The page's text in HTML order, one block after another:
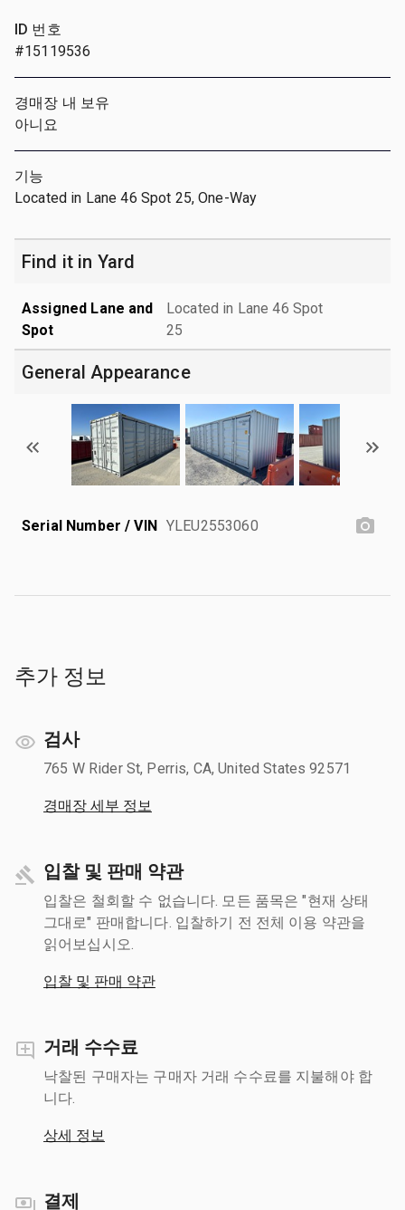
ID 번호
#15119536
경매장 내 보유
아니요
기능
Located in Lane 46 Spot 25, One-Way
Find it in Yard
Assigned Lane and
Spot
Located in Lane 46 Spot
25
General Appearance
Serial Number / VIN YLEU2553060
추가 정보
검사
765 W Rider St, Perris, CA, United States 92571
경매장 세부 정보
입찰 및 판매 약관
입찰은 철회할 수 없습니다. 모든 품목은 "현재 상태
그대로" 판매합니다. 입찰하기 전 전체 이용 약관을
읽어보십시오.
입찰 및 판매 약관
거래 수수료
낙찰된 구매자는 구매자 거래 수수료를 지불해야 합
니다.
상세 정보
결제